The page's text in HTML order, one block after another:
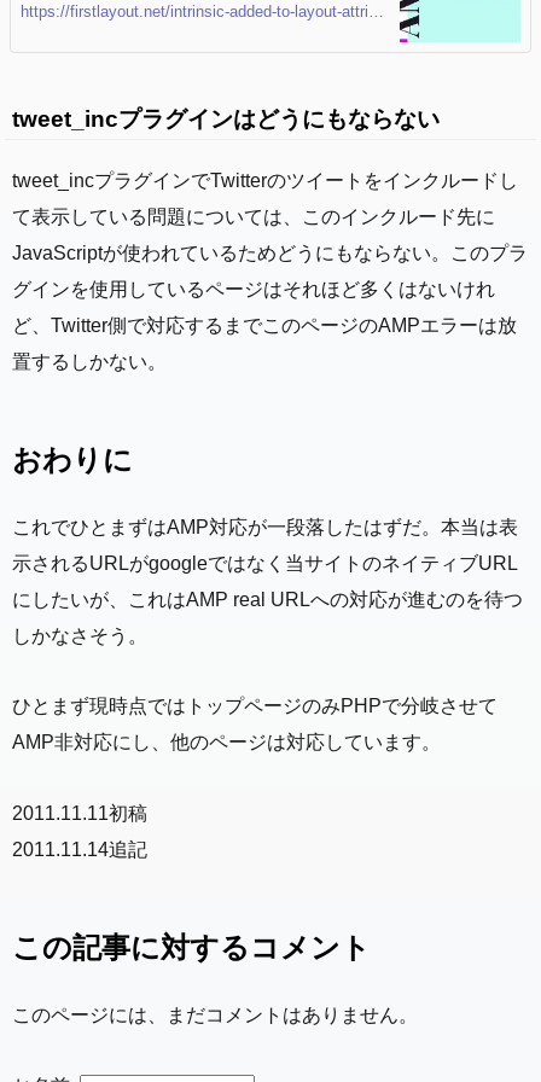
がありましたが、ここに 8 番目の intrinsic が追加さ
し、より簡単なレスポンシブ対応をサポートしてく
https://firstlayout.net/intrinsic-added-to-layout-attribute-of-amp/
tweet_incプラグインはどうにもならない
tweet_incプラグインでTwitterのツイートをインクルードし
て表示している問題については、このインクルード先に
JavaScriptが使われているためどうにもならない。このプラ
グインを使用しているページはそれほど多くはないけれ
ど、Twitter側で対応するまでこのページのAMPエラーは放
置するしかない。
おわりに
これでひとまずはAMP対応が一段落したはずだ。本当は表
示されるURLがgoogleではなく当サイトのネイティブURL
にしたいが、これはAMP real URLへの対応が進むのを待つ
しかなさそう。
ひとまず現時点ではトップページのみPHPで分岐させて
AMP非対応にし、他のページは対応しています。
2011.11.11初稿
2011.11.14追記
この記事に対するコメント
このページには、まだコメントはありません。